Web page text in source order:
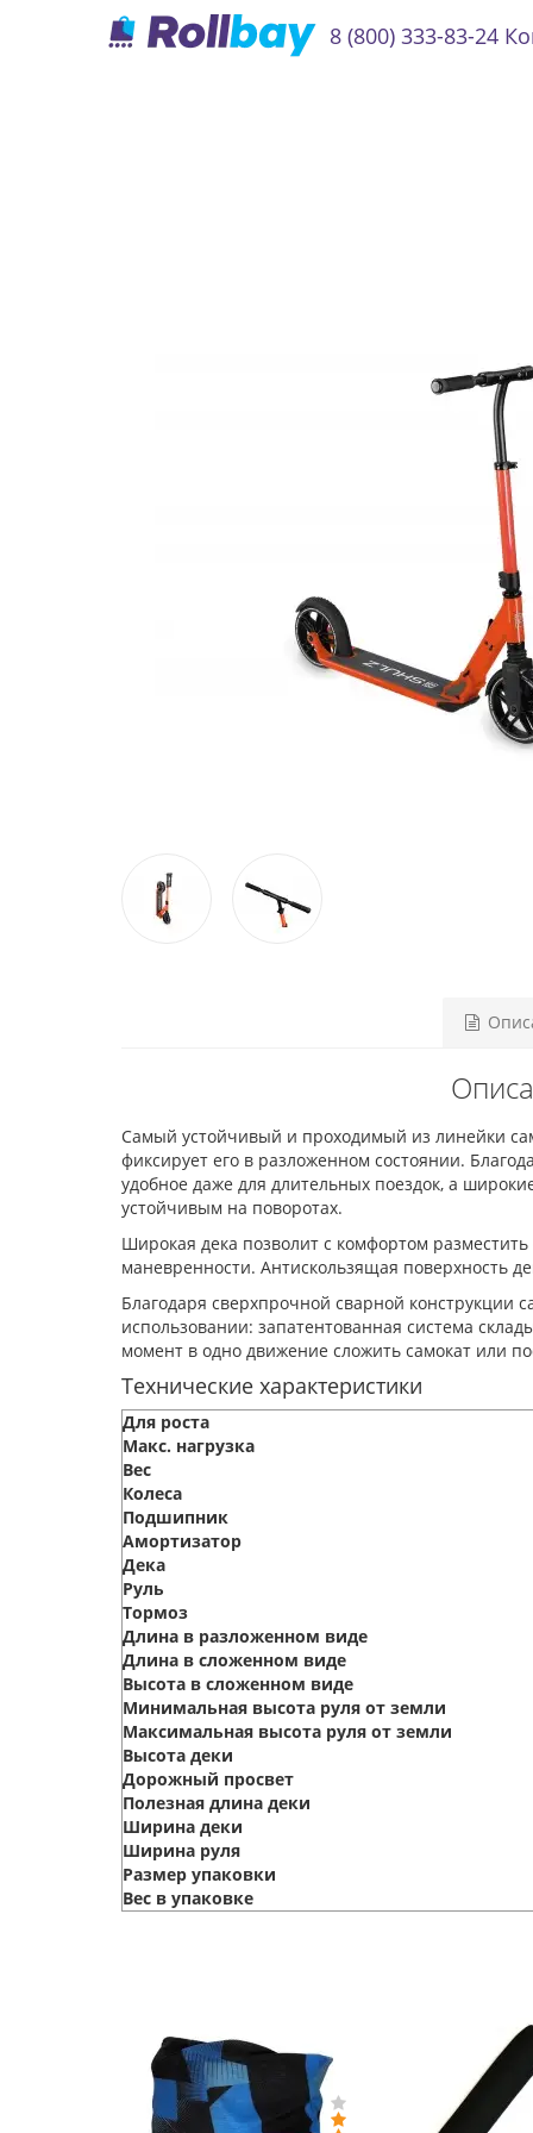
8 (800) 333-83-24
Самый устойчивый и проходимый из линейки
фиксирует его в разложенном состоянии.
удобное даже для длительных поездок, а
устойчивым на поворотах.
Широкая дека позволит с комфортом
маневренности. Антискользящая поверхность
Благодаря сверхпрочной сварной конструкции
использовании: запатентованная система
момент в одно движение сложить самокат или
Технические характеристики
Для роста
Макс. нагрузка
Вес
Колеса
Подшипник
Амортизатор
Дека
Руль
Тормоз
Длина в разложенном виде
Длина в сложенном виде
Высота в сложенном виде
Минимальная высота руля от земли
Максимальная высота руля от земли
Высота деки
Дорожный просвет
Полезная длина деки
Ширина деки
Ширина руля
Размер упаковки
Вес в упаковке